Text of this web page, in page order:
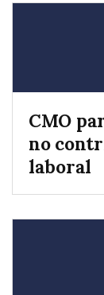
CMO
no
laboral